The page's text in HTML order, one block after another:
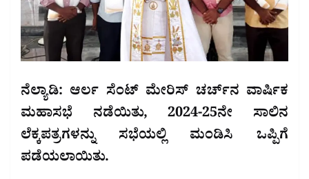
ನೆಲ್ಯಾಡಿ: ಆರ್ಲ ಸೆಂಟ್ ಮೇರಿಸ್ ಚರ್ಚ್‌ನ ವಾರ್ಷಿಕ
ಮಹಾಸಭೆ ನಡೆಯಿತು, 2024-25ನೇ ಸಾಲಿನ
ಲೆಕ್ಕಪತ್ರಗಳನ್ನು ಸಭೆಯಲ್ಲಿ ಮಂಡಿಸಿ ಒಪ್ಪಿಗೆ
ಪಡೆಯಲಾಯಿತು.